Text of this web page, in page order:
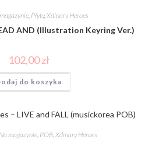
Płyty, Xdinary Heroes
AND (Illustration Keyring Ver.)
102,00zł
do koszyka
Na magazynie, POB,Xdinary Heroes